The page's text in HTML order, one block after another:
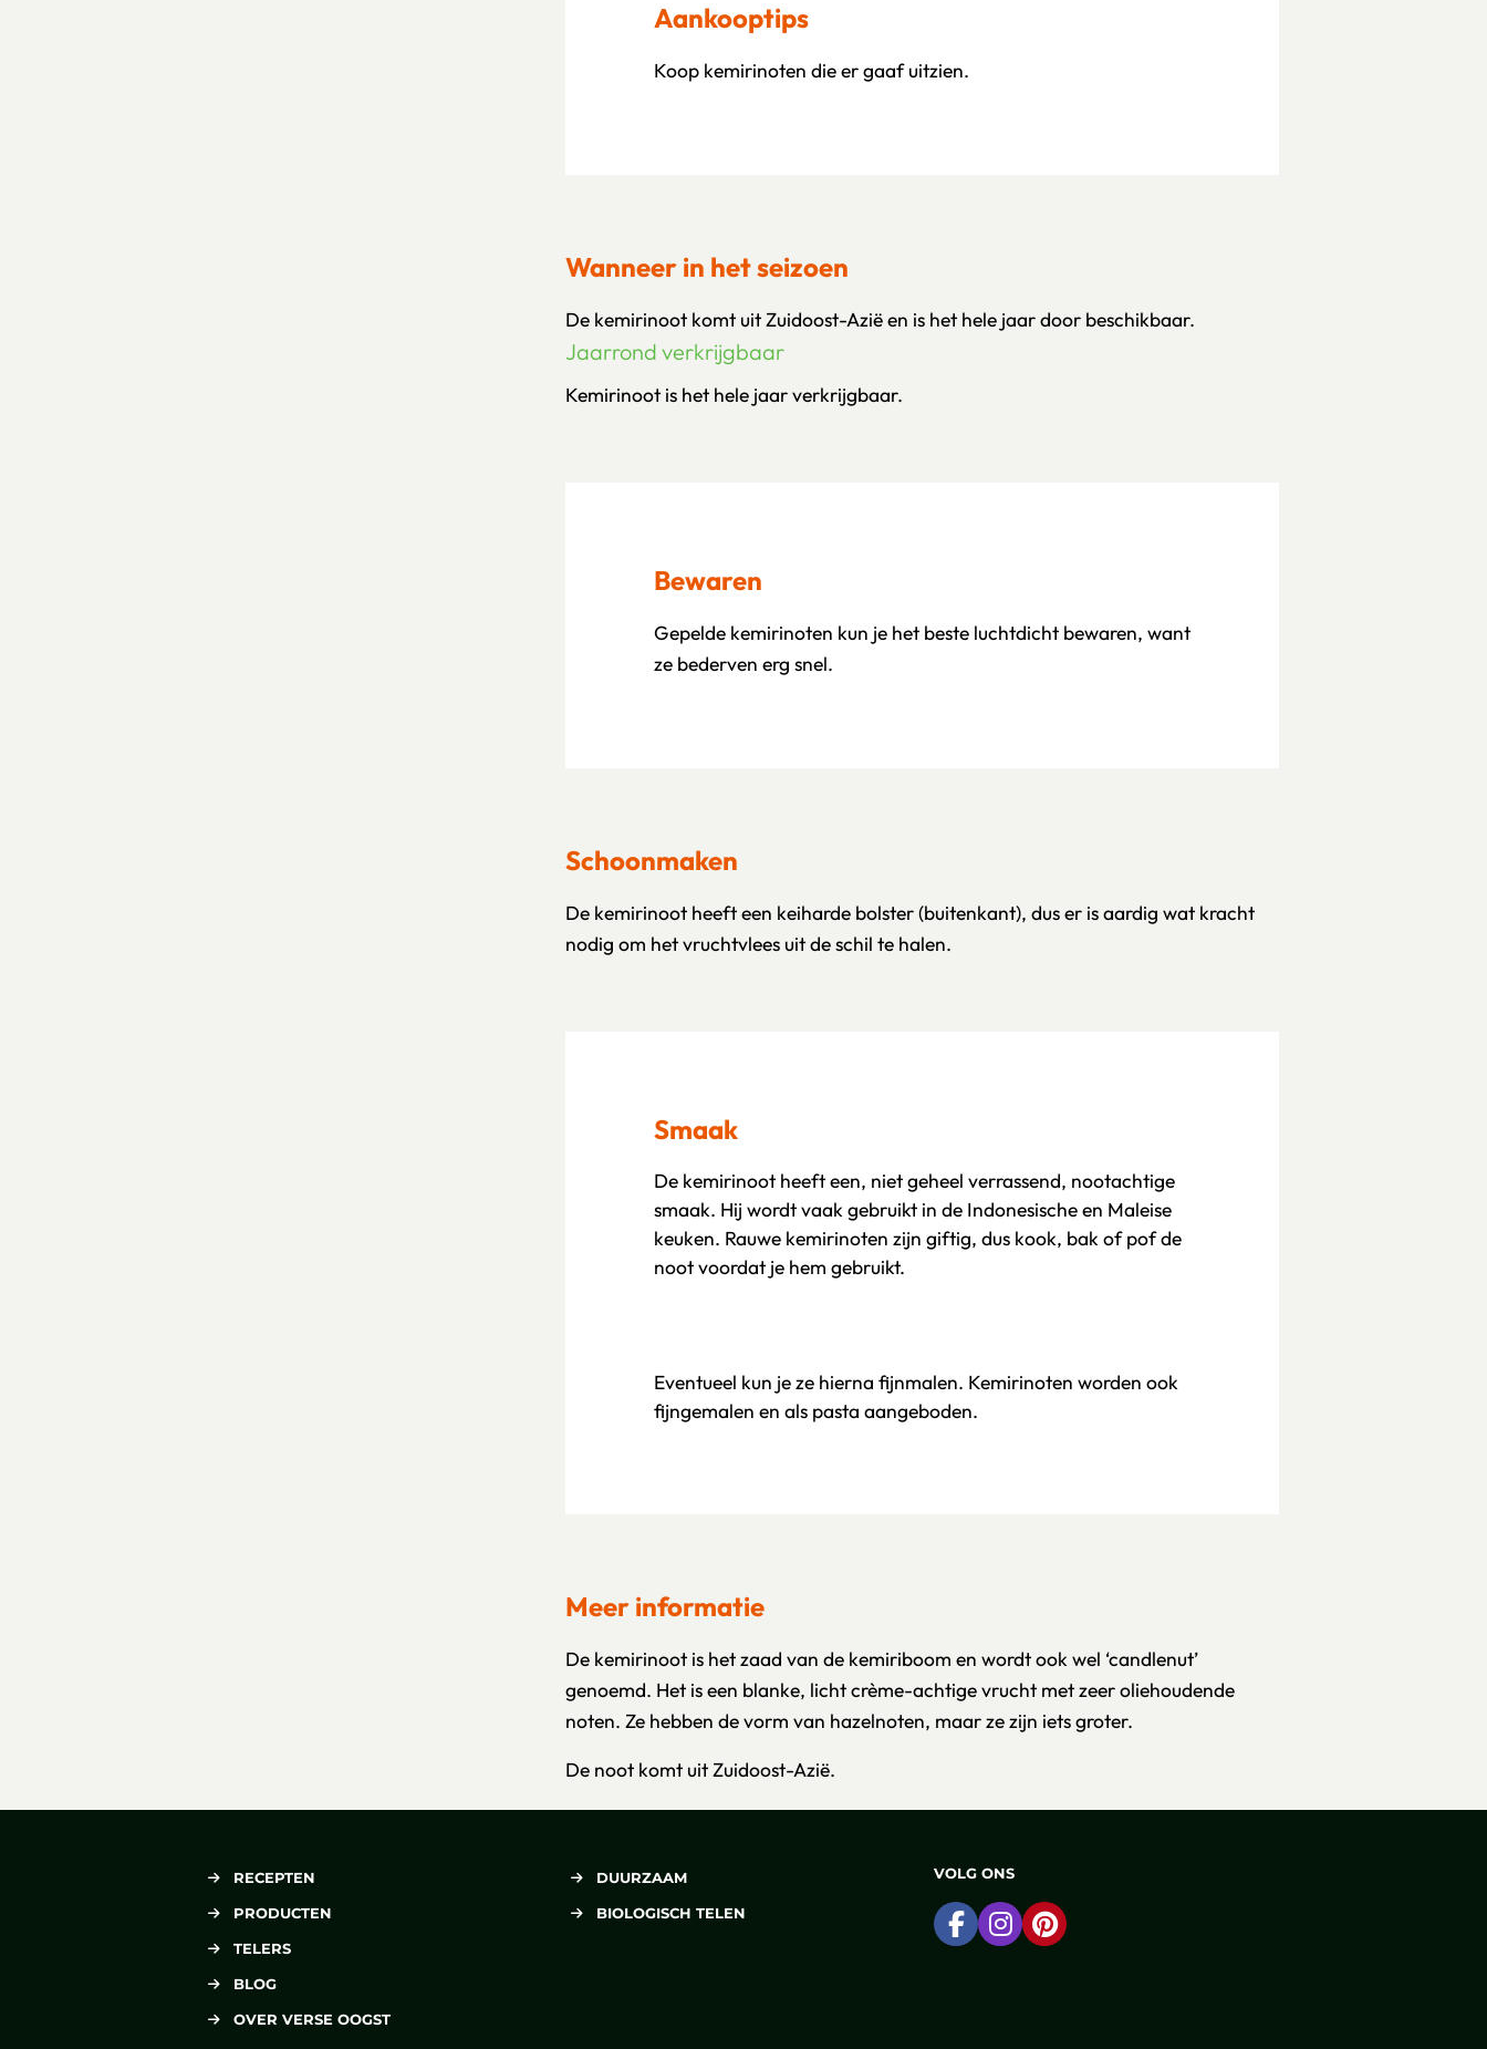
Aankooptips
Koop kemirinoten die er gaaf uitzien.
Wanneer in het seizoen
De kemirinoot komt uit Zuidoost-Azië en is het hele jaar door beschikbaar.
Jaarrond verkrijgbaar
Kemirinoot is het hele jaar verkrijgbaar.
Bewaren
Gepelde kemirinoten kun je het beste luchtdicht bewaren, want
ze bederven erg snel.
Schoonmaken
De kemirinoot heeft een keiharde bolster (buitenkant), dus er is aardig wat kracht
nodig om het vruchtvlees uit de schil te halen.
Smaak
De kemirinoot heeft een, niet geheel verrassend, nootachtige
smaak. Hij wordt vaak gebruikt in de Indonesische en Maleise
keuken. Rauwe kemirinoten zijn giftig, dus kook, bak of pof de
noot voordat je hem gebruikt.
Eventueel kun je ze hierna fijnmalen. Kemirinoten worden ook
fijngemalen en als pasta aangeboden.
Meer informatie
De kemirinoot is het zaad van de kemiriboom en wordt ook wel ‘candlenut’
genoemd. Het is een blanke, licht crème-achtige vrucht met zeer oliehoudende
noten. Ze hebben de vorm van hazelnoten, maar ze zijn iets groter.
De noot komt uit Zuidoost-Azië.
RECEPTEN
PRODUCTEN
TELERS
BLOG
OVER VERSE OOGST
DUURZAAM
BIOLOGISCH TELEN
VOLG ONS
Ga naar Facebook
Ga naar Instagram
Ga naar Pinterest